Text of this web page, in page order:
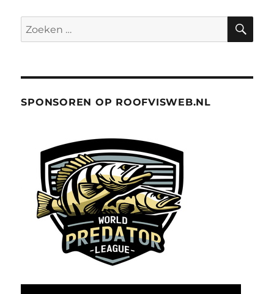
Zoeken
naar:
SPONSOREN OP ROOFVISWEB.NL